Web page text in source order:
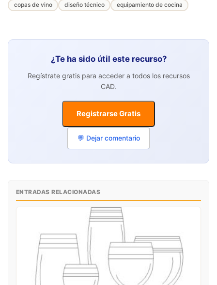
copas de vino
diseño técnico equipamiento de cocina
¿Te ha sido útil este recurso?
Regístrate gratis para acceder a todos los recursos
CAD.
Registrarse Gratis
💬 Dejar comentario
ENTRADAS RELACIONADAS